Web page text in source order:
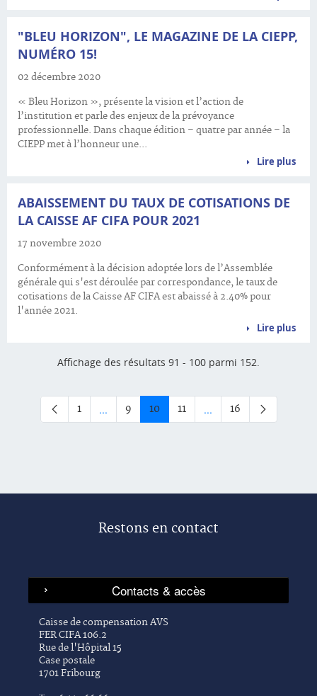
"BLEU HORIZON", LE MAGAZINE DE LA CIEPP,
NUMÉRO 15!
02 décembre 2020
« Bleu Horizon », présente la vision et l’action de
l’institution et parle des enjeux de la prévoyance
professionnelle. Dans chaque édition – quatre par année – la
CIEPP met à l’honneur une...
Lire plus
ABAISSEMENT DU TAUX DE COTISATIONS DE
LA CAISSE AF CIFA POUR 2021
17 novembre 2020
Conformément à la décision adoptée lors de l’Assemblée
générale qui s'est déroulée par correspondance, le taux de
cotisations de la Caisse AF CIFA est abaissé à 2.40% pour
l'année 2021.
Lire plus
Affichage des résultats 91 - 100 parmi 152.
Page
1 ...Pages intermédiaires Utilisez TAB pour
Page
9 Page
10 Page
11 ...Pages intermédiaires
Page
16
Restons en contact
Caisse de compensation AVS
FER CIFA 106.2
Rue de l'Hôpital 15
Case postale
1701 Fribourg